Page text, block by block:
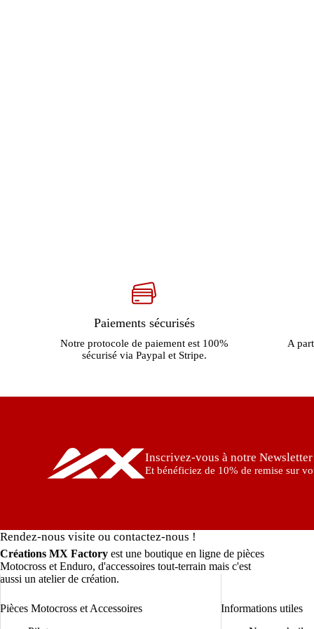
Paiements sécurisés
Notre protocole de paiement est 100%
sécurisé via Paypal et Stripe.
A
Inscrivez-vous à notre Newsletter
Et bénéficiez de 10% de remise sur
Rendez-nous visite ou contactez-nous !
Créations MX Factory est une boutique en ligne de pièces
Motocross et Enduro, d'accessoires tout-terrain mais c'est
aussi un atelier de création.
Pièces Motocross et Accessoires
Informations utiles